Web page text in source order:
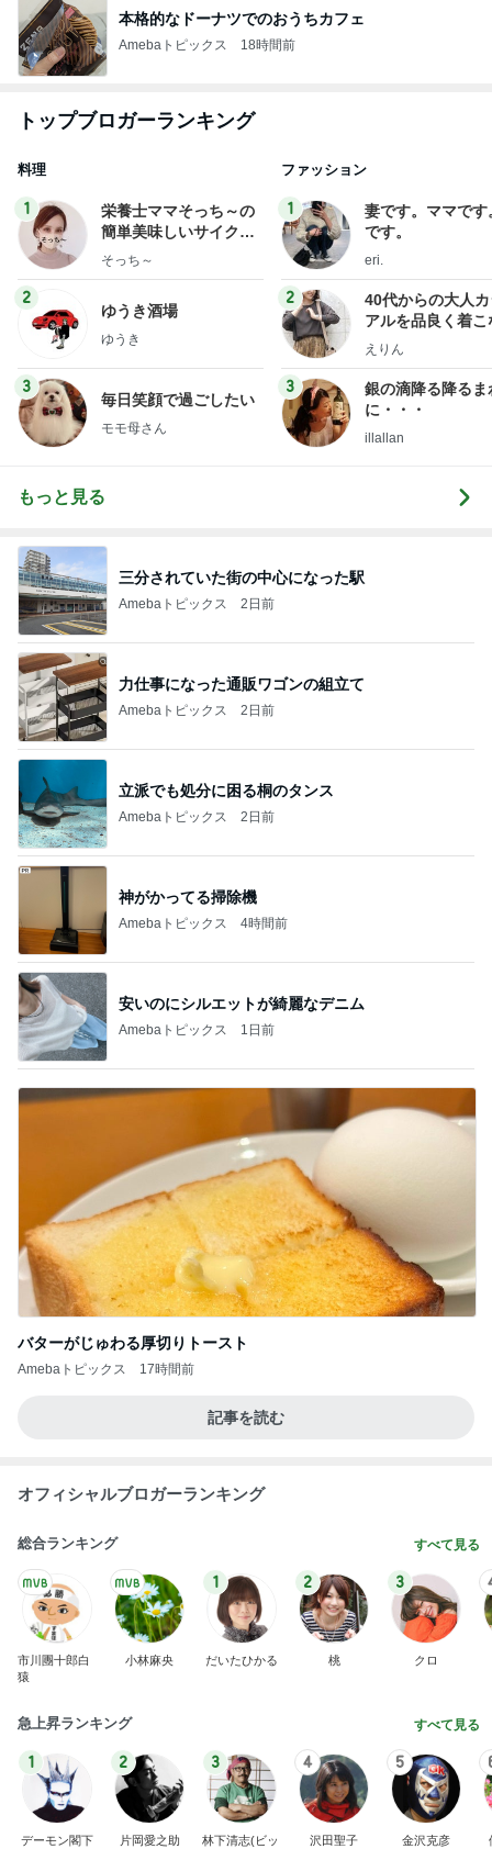
本格的なドーナツでのおうちカフェ
Amebaトピックス 18時間前
トップブロガーランキング
料理
1
栄養士ママそっち～の
簡単美味しいサイクル
献立
そっち～
2
ゆうき酒場
ゆうき
3
毎日笑顔で過ごしたい
モモ母さん
ファッション
1
妻です。ママです
です。
eri.
2
40代からの大人
アルを品良く着こ
ファッションブロ
えりん
3
銀の滴降る降るま
に・・・
illallan
もっと見る
三分されていた街の中心になった駅
Amebaトピックス 2日前
力仕事になった通販ワゴンの組立て
Amebaトピックス 2日前
立派でも処分に困る桐のタンス
Amebaトピックス 2日前
神がかってる掃除機
Amebaトピックス 4時間前
安いのにシルエットが綺麗なデニム
Amebaトピックス 1日前
バターがじゅわる厚切りトースト
Amebaトピックス 17時間前
記事を読む
オフィシャルブロガーランキング
総合ランキング すべて見る
市川團十郎白
猿
小林麻央
1
だいたひかる
2
桃
3
クロ
急上昇ランキング すべて見る
1
デーモン閣下
2
片岡愛之助
3
林下清志(ビッ
4
沢田聖子
5
金沢克彦